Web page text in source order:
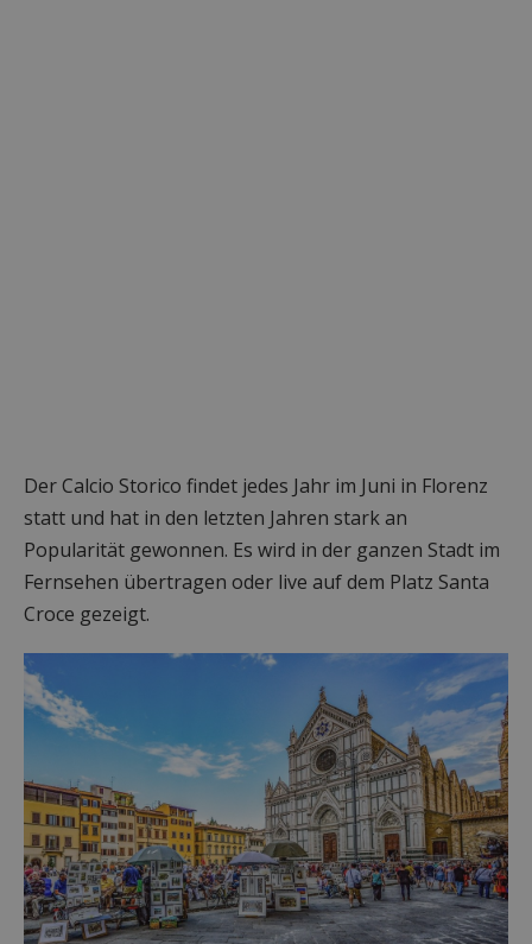
Der Calcio Storico findet jedes Jahr im Juni in Florenz
statt und hat in den letzten Jahren stark an
Popularität gewonnen. Es wird in der ganzen Stadt im
Fernsehen übertragen oder live auf dem Platz Santa
Croce gezeigt.